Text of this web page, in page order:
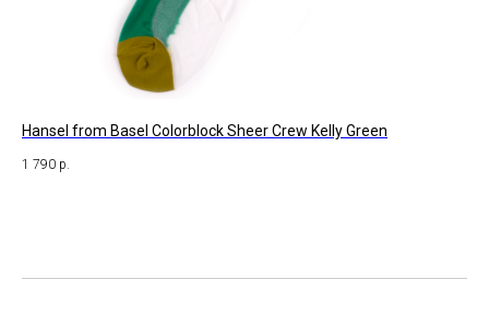
Hansel from Basel Colorblock Sheer Crew Kelly Green
1 790 р.